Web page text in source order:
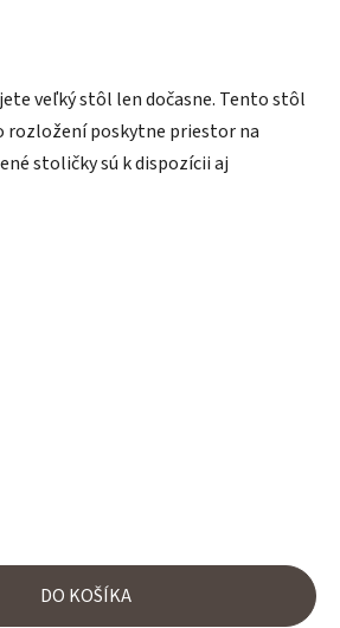
veľký stôl len dočasne. Tento stôl
rozložení poskytne priestor na
stoličky sú k dispozícii aj
DO KOŠÍKA